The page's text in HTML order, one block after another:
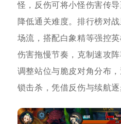
怪，反伤可将小怪伤害传
降低通关难度。排行榜对
场流，搭配白象精等强控
伤害拖慢节奏，克制速攻
调整站位与脆皮对角分布
锁击杀，凭借反伤与续航逐